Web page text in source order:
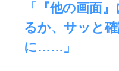
「『他の画面
るか、サッと
に……」